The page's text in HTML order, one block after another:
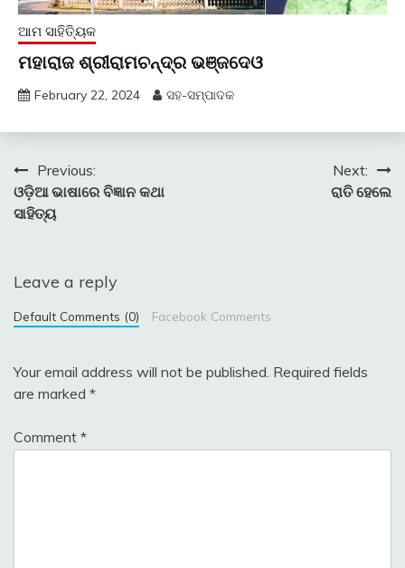
ଆମ ସାହିତ୍ୟିକ
ମହାରାଜ ଶ୍ରୀରାମଚନ୍ଦ୍ର ଭଞ୍ଜଦେଓ
February 22, 2024 ସହ-ସମ୍ପାଦକ
Post
navigation
Previous:
ଓଡ଼ିଆ ଭାଷାରେ ବିଜ୍ଞାନ କଥା
ସାହିତ୍ୟ
Next:
ରାତି ହେଲେ
Leave a reply
Default Comments (0) Facebook Comments
Your email address will not be published. Required fields
are marked *
Comment *